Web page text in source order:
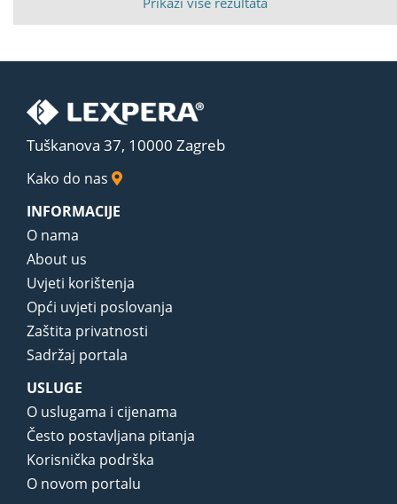
Tuškanova 37, 10000 Zagreb
Kako do nas
INFORMACIJE
O nama
About us
Uvjeti korištenja
Opći uvjeti poslovanja
Zaštita privatnosti
Sadržaj portala
USLUGE
O uslugama i cijenama
Često postavljana pitanja
Korisnička podrška
O novom portalu